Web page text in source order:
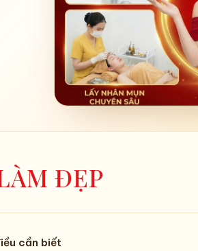
ĐẸP
cần biết